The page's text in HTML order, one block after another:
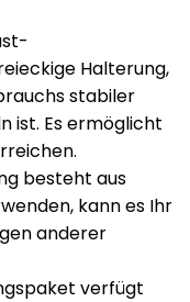
Halterung,
stabiler
ist. Es ermöglicht
besteht aus
kann es Ihr
anderer
verfügt